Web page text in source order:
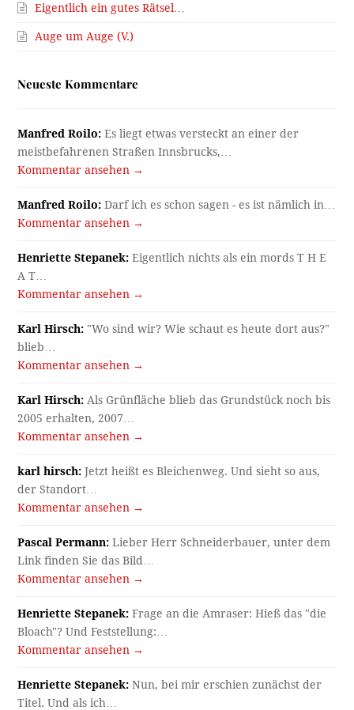
Eigentlich ein gutes Rätsel…
Auge um Auge (V.)
Neueste Kommentare
Manfred Roilo: Es liegt etwas versteckt an einer der
meistbefahrenen Straßen Innsbrucks,…
Kommentar ansehen →
Manfred Roilo: Darf ich es schon sagen - es ist nämlich in…
Kommentar ansehen →
Henriette Stepanek: Eigentlich nichts als ein mords T H E
A T…
Kommentar ansehen →
Karl Hirsch: "Wo sind wir? Wie schaut es heute dort aus?"
blieb…
Kommentar ansehen →
Karl Hirsch: Als Grünfläche blieb das Grundstück noch bis
2005 erhalten, 2007…
Kommentar ansehen →
karl hirsch: Jetzt heißt es Bleichenweg. Und sieht so aus,
der Standort…
Kommentar ansehen →
Pascal Permann: Lieber Herr Schneiderbauer, unter dem
Link finden Sie das Bild…
Kommentar ansehen →
Henriette Stepanek: Frage an die Amraser: Hieß das "die
Bloach"? Und Feststellung:…
Kommentar ansehen →
Henriette Stepanek: Nun, bei mir erschien zunächst der
Titel. Und als ich…